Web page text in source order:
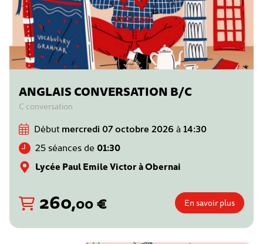
ANGLAIS CONVERSATION B/C
C conversation
Début mercredi 07 octobre 2026 à 14:30
25 séances de 01:30
Lycée Paul Emile Victor à Obernai
260,00€ En savoir plus